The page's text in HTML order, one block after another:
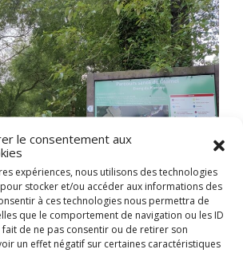
le consentement aux
expériences, nous utilisons des technologies
stocker et/ou accéder aux informations des
à ces technologies nous permettra de
que le comportement de navigation ou les ID
fait de ne pas consentir ou de retirer son
un effet négatif sur certaines caractéristiques